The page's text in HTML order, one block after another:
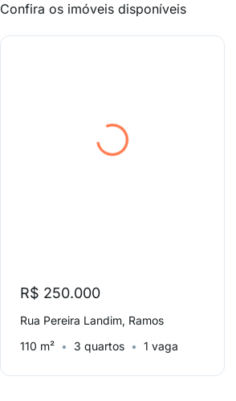
Confira os imóveis disponíveis
R$ 250.000
Rua Pereira Landim, Ramos
110 m²
3 quartos 1 vaga